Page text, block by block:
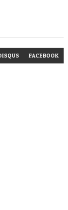
FACEBOOK